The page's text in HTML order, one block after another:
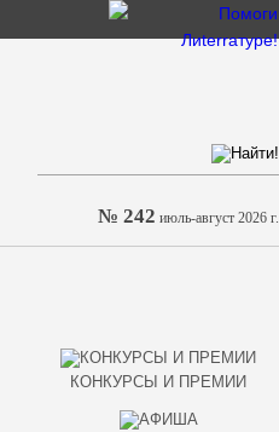
№ 242 июль-август 2026 г.
КОНКУРСЫ И ПРЕМИИ